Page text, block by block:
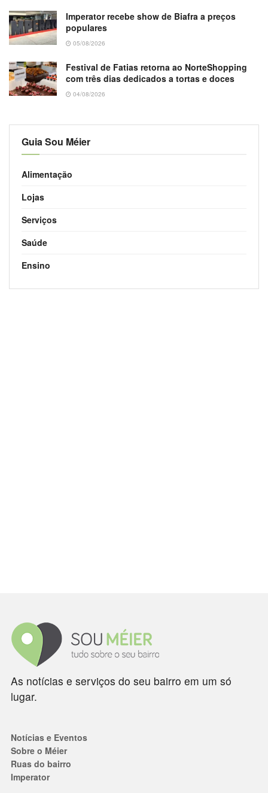
Imperator recebe show de Biafra a preços
populares
05/08/2026
Festival de Fatias retorna ao NorteShopping
com três dias dedicados a tortas e doces
04/08/2026
Guia Sou Méier
Alimentação
Lojas
Serviços
Saúde
Ensino
As notícias e serviços do seu bairro em um só
lugar.
Notícias e Eventos
Sobre o Méier
Ruas do bairro
Imperator